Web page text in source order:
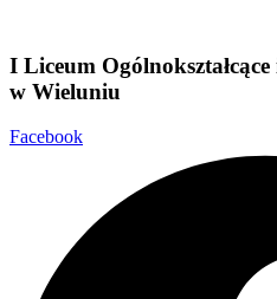
I Liceum
w Wieluniu
Facebook